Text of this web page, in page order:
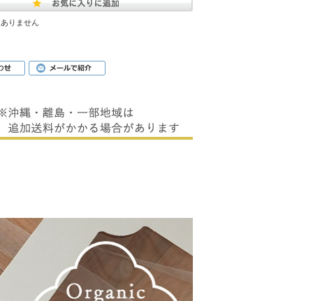
りません